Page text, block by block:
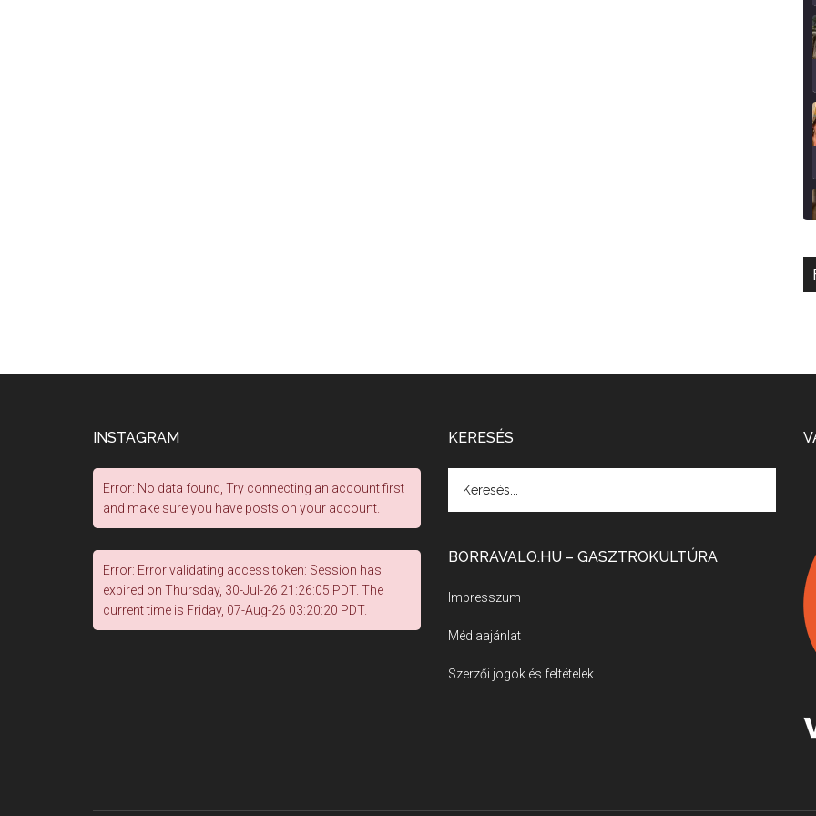
INSTAGRAM
Error: No data found, Try connecting an account first
and make sure you have posts on your account.
Error: Error validating access token: Session has
expired on Thursday, 30-Jul-26 21:26:05 PDT. The
current time is Friday, 07-Aug-26 03:20:20 PDT.
KERESÉS
BORRAVALO.HU – GASZTROKULTÚRA
Impresszum
Médiaajánlat
Szerzői jogok és feltételek